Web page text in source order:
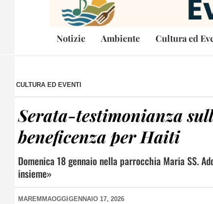
Notizie Ambiente Cultura ed
CULTURA ED EVENTI
Serata-testimonianza
beneficenza per Haiti
Domenica 18 gennaio nella parrocchia Maria SS.
insieme»
MAREMMAOGGI GENNAIO 17, 2026